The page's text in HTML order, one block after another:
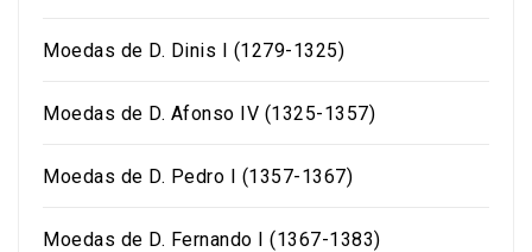
Moedas de D. Dinis I (1279-1325)
Moedas de D. Afonso IV (1325-1357)
Moedas de D. Pedro I (1357-1367)
Moedas de D. Fernando I (1367-1383)